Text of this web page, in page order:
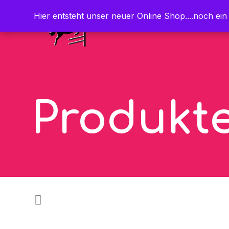
Hier entsteht unser neuer Online Shop....noch
Hier entsteht unser neuer Online Shop....noch